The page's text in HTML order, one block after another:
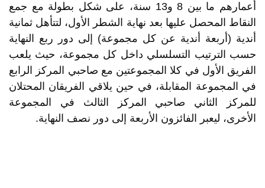
أعمارهم ما بين 8 و13 سنة، على شكل بطولة مع جمع
النقاط المحصل عليها بعد نهاية الشطر الأول، لتتأهل ثمانية
أندية (أربعة أندية عن كل مجموعة) إلى دور ربع النهاية
حسب الترتيب التسلسلي داخل كل مجموعة، حيث يلعب
الفريق الأول في كلا المجموعتين مع صاحبي المركز الرابع
في المجموعة المقابلة، في حين يلاقي الفريقان المحتلان
للمركز الثاني صاحبي المركز الثالث في المجموعة
الأخرى، ليعبر الفائزون الأربعة إلى دور نصف النهاية.